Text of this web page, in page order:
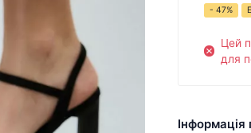
- 47%
Цей
для
Інформація